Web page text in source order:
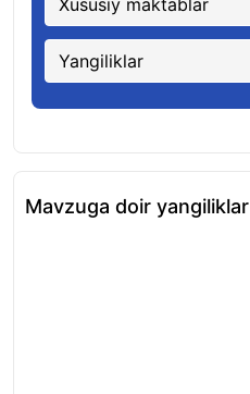
Xususiy maktablar
Yangiliklar
Mavzuga doir yangiliklar